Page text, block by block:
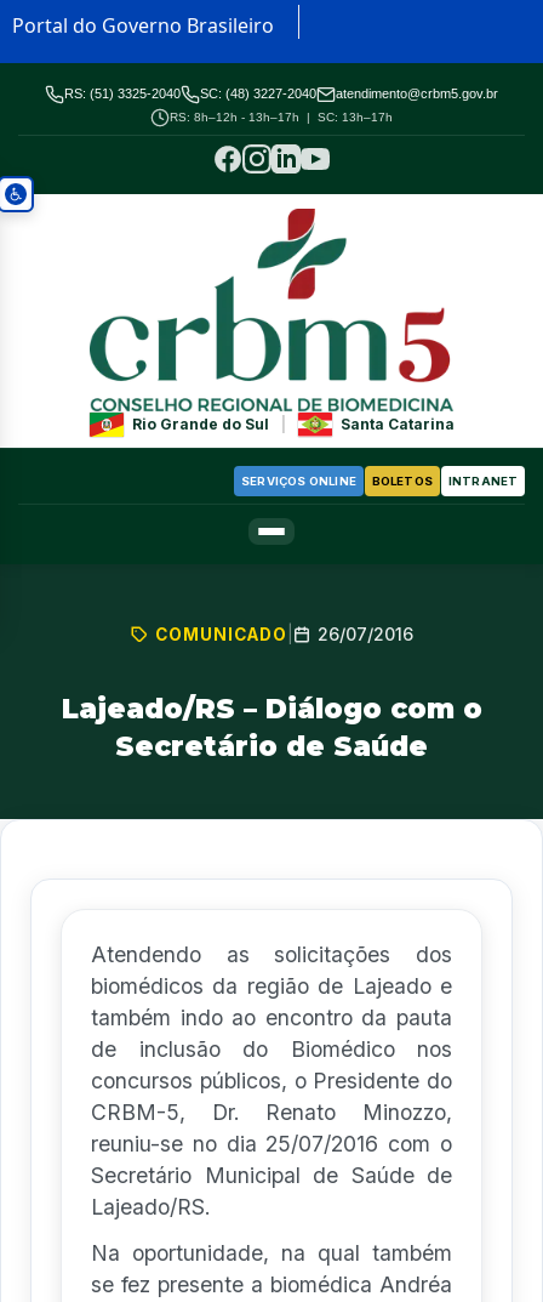
Portal do Governo Brasileiro
RS: (51) 3325-2040 SC: (48) 3227-2040 atendimento@crbm5.gov.br
RS: 8h–12h - 13h–17h | SC: 13h–17h
Rio Grande do Sul Santa Catarina
SERVIÇOS ONLINE BOLETOS INTRANET
COMUNICADO 26/07/2016
Lajeado/RS – Diálogo com o
Secretário de Saúde
Atendendo as solicitações dos
biomédicos da região de Lajeado e
também indo ao encontro da pauta
de inclusão do Biomédico nos
concursos públicos, o Presidente do
CRBM-5, Dr. Renato Minozzo,
reuniu-se no dia 25/07/2016 com o
Secretário Municipal de Saúde de
Lajeado/RS.
Na oportunidade, na qual também
se fez presente a biomédica Andréa